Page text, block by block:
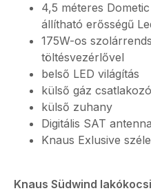
4,5 méteres
állítható erősségű
175W-os
töltésvezérlővel
belső LED világítás
külső gáz csatlakozó
külső zuhany
Digitális SAT antenna
Knaus Exlusive
Knaus Südwind